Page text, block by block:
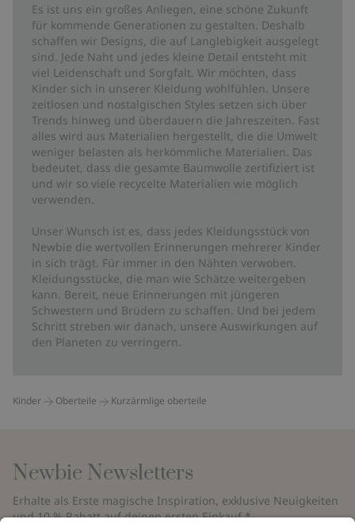
Es ist uns ein großes Anliegen, eine schöne Zukunft
für kommende Generationen zu gestalten. Deshalb
schaffen wir Designs, die auf Langlebigkeit ausgelegt
sind. Jede Naht und jedes kleine Detail entsteht mit
viel Leidenschaft und Sorgfalt. Wir möchten, dass
Kinder sich in unserer Kleidung wohlfühlen. Unsere
zeitlosen und nostalgischen Styles setzen sich über
Trends hinweg und überdauern die Jahreszeiten. Fast
alles wird aus Materialien hergestellt, die die Umwelt
weniger belasten als herkömmliche Materialien. Das
bedeutet, dass die gesamte Baumwolle zertifiziert ist
und wir so viele recycelte Materialien wie möglich
verwenden.
Unser Wunsch ist es, dass jedes Kleidungsstück von
Newbie die wertvollen Erinnerungen mehrerer Kinder
in sich trägt. Für immer in den Nähten verwoben.
Kleidungsstücke, die man wie Schätze weitergeben
kann. Bereit, neue Erinnerungen mit jüngeren
Schwestern und Brüdern zu schaffen. Und bei jedem
Schritt streben wir danach, unsere Auswirkungen auf
den Planeten zu verringern.
Kinder Oberteile Kurzärmlige oberteile
Newbie Newsletters
Erhalte als Erste magische Inspiration, exklusive Neuigkeiten
und 10 % Rabatt auf deinen ersten Einkauf.*